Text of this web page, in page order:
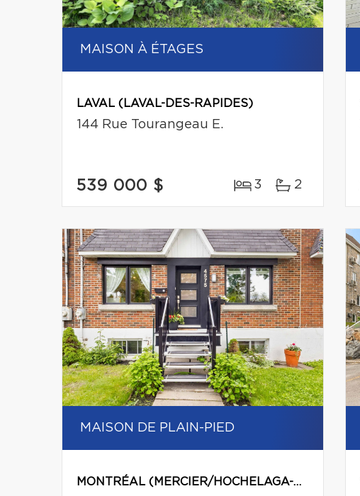
MAISON À ÉTAGES
LAVAL (LAVAL-DES-RAPIDES)
144 Rue Tourangeau E.
539 000 $ 3 2
MAISON DE PLAIN-PIED
MONTRÉAL (MERCIER/HOCHELAGA-MAISONNEUVE)